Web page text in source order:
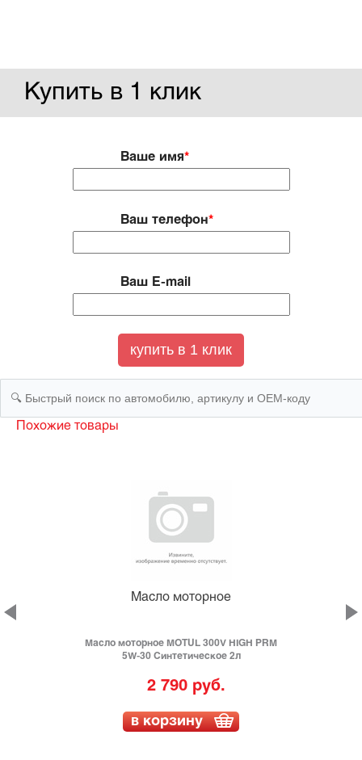
Купить в 1 клик
Ваше имя*
Ваш телефон*
Ваш E-mail
Похожие товары
Масло моторное
Масло моторное MOTUL 300V HIGH PRM
5W-30 Синтетическое 2л
2 790 руб.
в корзину